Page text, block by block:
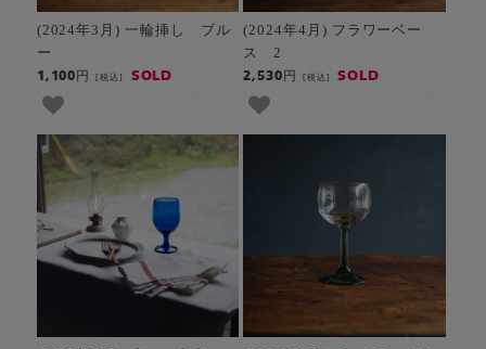
(2024年3月) 一輪挿し ブル
ー
1,100円[税込] SOLD
(2024年4月) フラワーベー
ス 2
2,530円 [税込] SOLD